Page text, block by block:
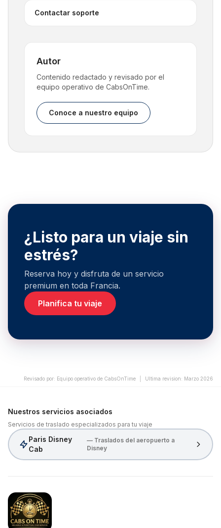
Contactar soporte
Autor
Contenido redactado y revisado por el
equipo operativo de CabsOnTime.
Conoce a nuestro equipo
¿Listo para un viaje sin
estrés?
Reserva hoy y disfruta de un servicio
premium en toda Francia.
Planifica tu viaje
Revisado por: Equipo operativo de CabsOnTime Ultima revision: Marzo 2026
Nuestros servicios asociados
Servicios de traslado especializados para tu viaje
Paris Disney
Cab
— Traslados del aeropuerto a
Disney
CabsOnTime